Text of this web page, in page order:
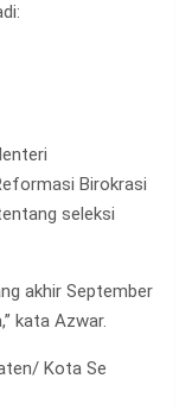
Birokrasi
seleksi
akhir September
kata Azwar.
Kota Se